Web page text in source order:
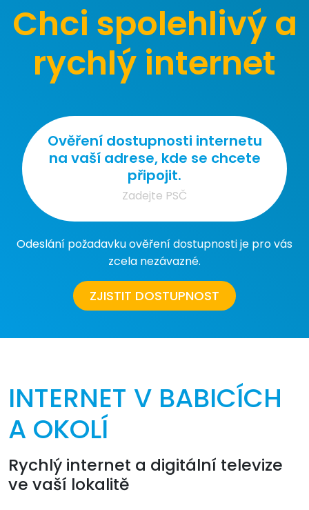
Chci spolehlivý a
rychlý internet
Ověření dostupnosti internetu
na vaší adrese, kde se chcete
připojit.
Odeslání požadavku ověření dostupnosti je pro vás
zcela nezávazné.
ZJISTIT DOSTUPNOST
INTERNET V BABICÍCH
A OKOLÍ
Rychlý internet a digitální televize
ve vaší lokalitě